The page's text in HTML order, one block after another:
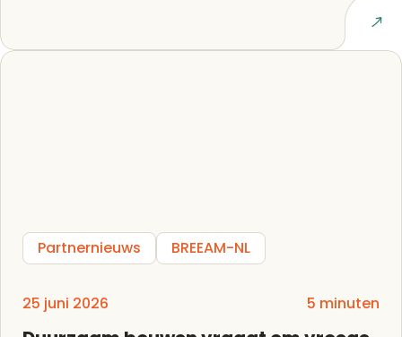
Lees artikel
Partnernieuws BREEAM-NL
25 juni 2026 5 minuten